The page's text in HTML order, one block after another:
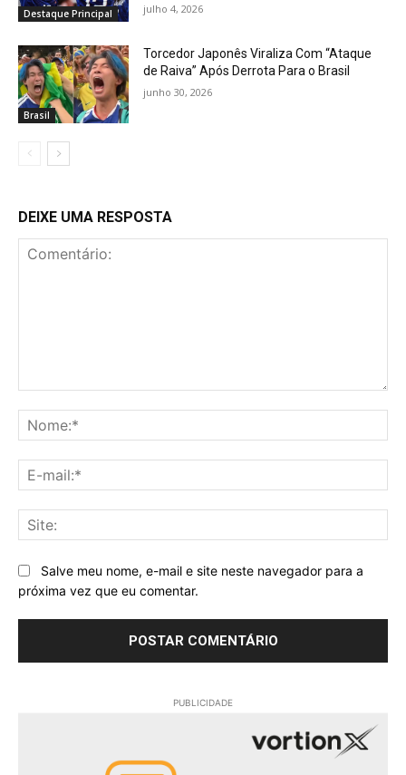
Destaque Principal julho 4, 2026
Brasil
Torcedor Japonês Viraliza Com “Ataque
de Raiva” Após Derrota Para o Brasil
junho 30, 2026
DEIXE UMA RESPOSTA
Salve meu nome, e-mail e site neste navegador para a
próxima vez que eu comentar.
PUBLICIDADE